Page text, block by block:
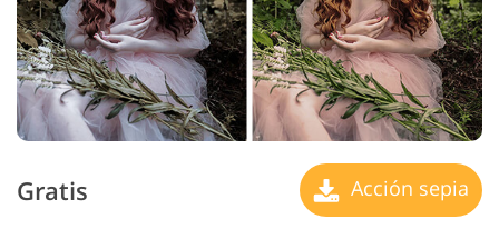
Gratis Acción sepia